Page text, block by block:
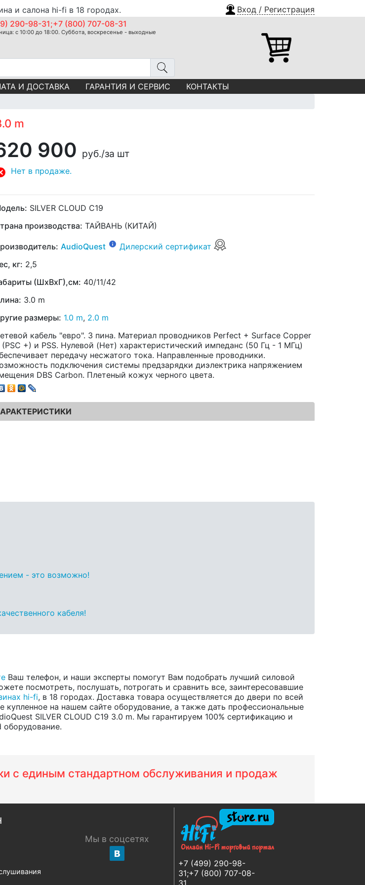
и салона hi-fi в 18 городах. Вход / Регистрация
290-98-31;+7 (800) 707-08-31
с 10:00 до 18:00. Суббота, воскресенье - выходные
И ДОСТАВКА ГАРАНТИЯ И СЕРВИС КОНТАКТЫ
m
900 руб./за шт
Нет в продаже.
SILVER CLOUD C19
производства: ТАЙВАНЬ (КИТАЙ)
AudioQuest
Дилерский сертификат
кг: 2,5
(ШхВхГ),см: 40/11/42
3.0 m
размеры: 1.0 m, 2.0 m
кабель "евро". 3 пина. Материал проводников Perfect + Surface Copper
(PSC +) и PSS. Нулевой (Нет) характеристический импеданс (50 Гц - 1 МГц)
передачу несжатого тока. Направленные проводники.
подключения системы предзарядки диэлектрика напряжением
DBS Carbon. Плетеный кожух черного цвета.
- это возможно!
кабеля!
Ваш телефон, и наши эксперты помогут Вам подобрать лучший силовой
посмотреть, послушать, потрогать и сравнить все, заинтересовавшие
hi-fi, в 18 городах. Доставка товара осуществляется до двери по всей
на нашем сайте оборудование, а также дать профессиональные
SILVER CLOUD C19 3.0 m. Мы гарантируем 100% сертификацию и
с единым стандартном обслуживания и продаж
+7 (499) 290-98-
31;+7 (800) 707-08-
31
Мы в соцсетях